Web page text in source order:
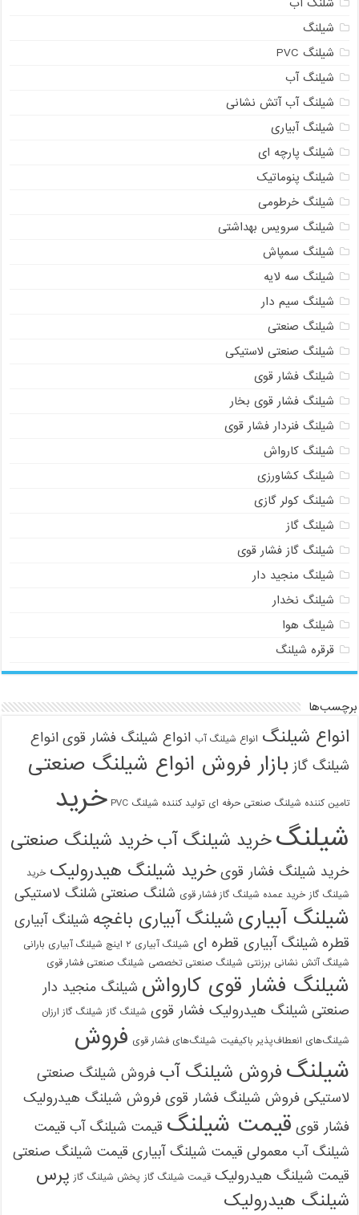
شیلنگ
شیلنگ PVC
شیلنگ آب
شیلنگ آب آتش نشانی
شیلنگ آبیاری
شیلنگ پارچه ای
شیلنگ پنوماتیک
شیلنگ خرطومی
شیلنگ سرویس بهداشتی
شیلنگ سمپاش
شیلنگ سه لایه
شیلنگ سیم دار
شیلنگ صنعتی
شیلنگ صنعتی لاستیکی
شیلنگ فشار قوی
شیلنگ فشار قوی بخار
شیلنگ فنردار فشار قوی
شیلنگ کارواش
شیلنگ کشاورزی
شیلنگ کولر گازی
شیلنگ گاز
شیلنگ گاز فشار قوی
شیلنگ منجید دار
شیلنگ نخدار
شیلنگ هوا
قرقره شیلنگ
برچسب‌ها
انواع شیلنگ انواع شیلنگ آب انواع شیلنگ فشار قوی انواع
شیلنگ گاز بازار فروش انواع شیلنگ صنعتی
تامین کننده شیلنگ صنعتی حرفه ای تولید کننده شیلنگ PVC
خرید
شیلنگخرید شیلنگ آبخرید شیلنگ صنعتی
خرید شیلنگ فشار قوی خرید شیلنگ هیدرولیک خرید
شیلنگ گاز خرید عمده شیلنگ گاز فشار قوی شلنگ صنعتی شلنگ لاستیکی
شیلنگ آبیاری شیلنگ آبیاری باغچه شیلنگ آبیاری
قطره شیلنگ آبیاری قطره ای شیلنگ آبیاری ۲ اینچ شیلنگ آبیاری بارانی
شیلنگ آتش نشانی برزنتی شیلنگ صنعتی تخصصی شیلنگ صنعتی فشار قوی
شیلنگ فشار قوی کارواش شیلنگ منجید دار
صنعتی شیلنگ هیدرولیک فشار قوی شیلنگ گاز شیلنگ گاز ارزان
شیلنگ‌های انعطاف‌پذیر باکیفیت شیلنگ‌های فشار قوی فروش
شیلنگ فروش شیلنگ آب فروش شیلنگ صنعتی
لاستیکی فروش شیلنگ فشار قوی فروش شیلنگ هیدرولیک
فشار قوی قیمت شیلنگ قیمت شیلنگ آب قیمت
شیلنگ آب معمولی قیمت شیلنگ آبیاری قیمت شیلنگ صنعتی
قیمت شیلنگ هیدرولیک قیمت شیلنگ گاز پخش شیلنگ گاز پرس
شیلنگ هیدرولیک